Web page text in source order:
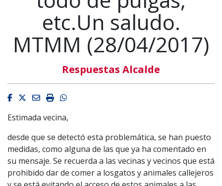
etc.Un saludo.
MTMM (28/04/2017)
Respuestas Alcalde
Facebook
Twitter
EmailImprimirWhatsapp
Estimada vecina,
desde que se detectó esta problemática, se han puesto
medidas, como alguna de las que ya ha comentado en
su mensaje. Se recuerda a las vecinas y vecinos que está
prohibido dar de comer a losgatos y animales callejeros